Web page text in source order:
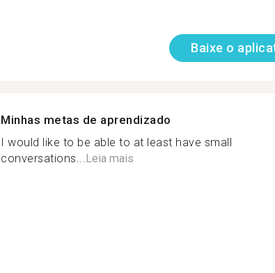
Baixe o
Minhas metas de aprendizado
I would like to be able to at least have small
conversations...Leia mais